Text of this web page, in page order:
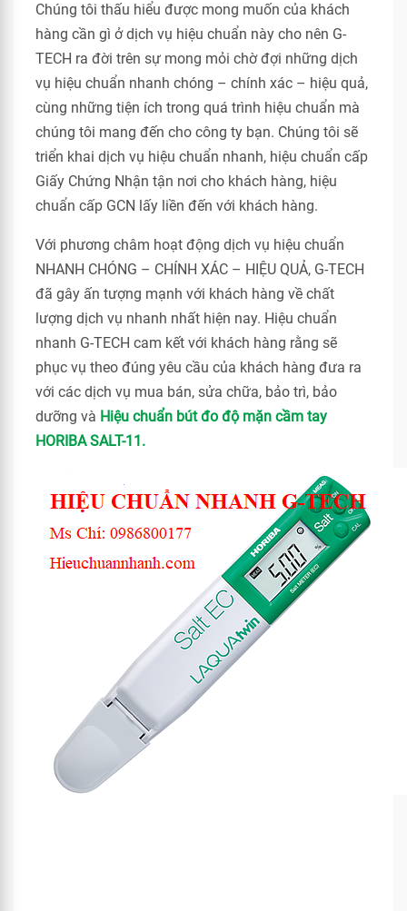
Chúng tôi thấu hiểu được mong muốn của khách
hàng cần gì ở dịch vụ hiệu chuẩn này cho nên G-
TECH ra đời trên sự mong mỏi chờ đợi những dịch
vụ hiệu chuẩn nhanh chóng – chính xác – hiệu quả,
cùng những tiện ích trong quá trình hiệu chuẩn mà
chúng tôi mang đến cho công ty bạn. Chúng tôi sẽ
triển khai dịch vụ hiệu chuẩn nhanh, hiệu chuẩn cấp
Giấy Chứng Nhận tận nơi cho khách hàng, hiệu
chuẩn cấp GCN lấy liền đến với khách hàng.
Với phương châm hoạt động dịch vụ hiệu chuẩn
NHANH CHÓNG – CHÍNH XÁC – HIỆU QUẢ, G-TECH
đã gây ấn tượng mạnh với khách hàng về chất
lượng dịch vụ nhanh nhất hiện nay. Hiệu chuẩn
nhanh G-TECH cam kết với khách hàng rằng sẽ
phục vụ theo đúng yêu cầu của khách hàng đưa ra
với các dịch vụ mua bán, sửa chữa, bảo trì, bảo
dưỡng và Hiệu chuẩn bút đo độ mặn cầm tay
HORIBA SALT-11.